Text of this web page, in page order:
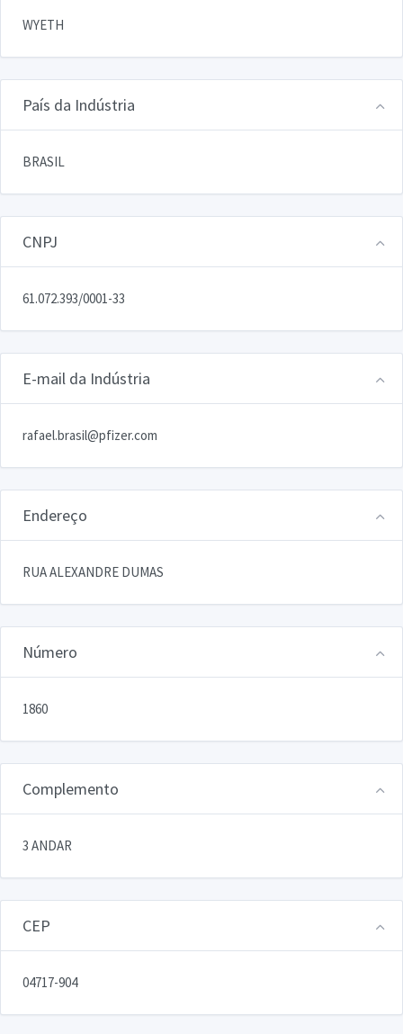
WYETH
País da Indústria
BRASIL
CNPJ
61.072.393/0001-33
E-mail da Indústria
rafael.brasil@pfizer.com
Endereço
RUA ALEXANDRE DUMAS
Número
1860
Complemento
3 ANDAR
CEP
04717-904